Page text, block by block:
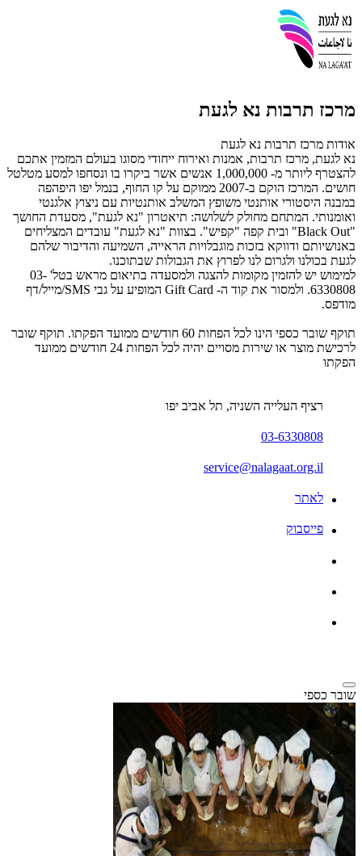
מרכז תרבות נא לגעת
אודות מרכז תרבות נא לגעת
נא לגעת, מרכז תרבות, אמנות ואירוח ייחודי מסוגו בעולם המזמין אתכם
להצטרף ליותר מ- 1,000,000 אנשים אשר ביקרו בו ונסחפו למסע מטלטל
חושים. המרכז הוקם ב-2007 ממוקם על קו החוף, בנמל יפו היפהפה
במבנה היסטורי אותנטי משופץ המשלב אותנטיות עם ניצוץ אלגנטי
ואומנותי. המתחם מחולק לשלושה: תיאטרון "נא לגעת", מסעדת החושך
"Black Out" ובית קפה "קפיש". בצוות "נא לגעת" עובדים המצליחים
באנושיותם ודווקא בזכות מוגבלויות הראייה, השמיעה והדיבור שלהם
לגעת בכולנו ולגרום לנו לפרוץ את הגבולות שבתוכנו.
למימוש יש להזמין מקומות להצגה ולמסעדה בתיאום מראש בטל' 03-
6330808. ולמסור את קוד ה- Gift Card המופיע על גבי SMS/מייל/דף
מודפס.
תוקף שובר כספי הינו לכל הפחות 60 חודשים ממועד הפקתו. תוקף שובר
לרכישת מוצר או שירות מסויים יהיה לכל הפחות 24 חודשים ממועד
הפקתו
רציף העלייה השניה, תל אביב יפו
03-6330808
service@nalagaat.org.il
לאתר
פייסבוק
שובר כספי